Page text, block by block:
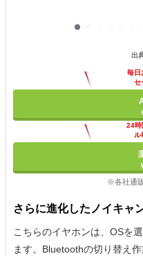
出
毎日
セ
24時
ル
※各社通
さらに進化したノイキャ
こちらのイヤホンは、OSを
ます。Bluetoothの切り替え